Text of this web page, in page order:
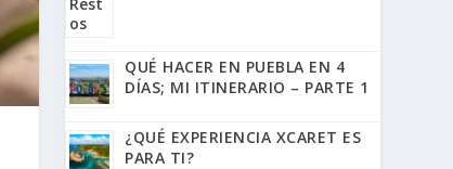
QUÉ HACER EN PUEBLA EN 4
DÍAS; MI ITINERARIO – PARTE 1
¿QUÉ EXPERIENCIA XCARET ES
PARA TI?